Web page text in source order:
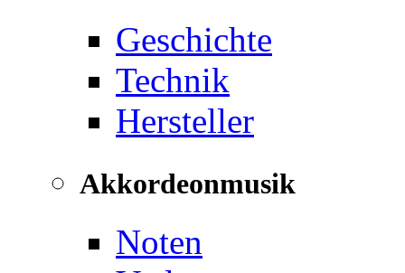
Geschichte
Technik
Hersteller
Akkordeonmusik
Noten